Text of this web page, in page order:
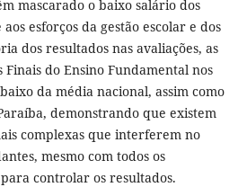
mascarado o baixo salário dos
esforços da gestão escolar e dos
dos resultados nas avaliações, as
Finais do Ensino Fundamental nos
da média nacional, assim como
demonstrando que existem
complexas que interferem no
mesmo com todos os
controlar os resultados.